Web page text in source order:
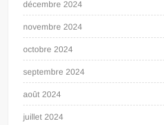
décembre 2024
novembre 2024
octobre 2024
septembre 2024
août 2024
juillet 2024